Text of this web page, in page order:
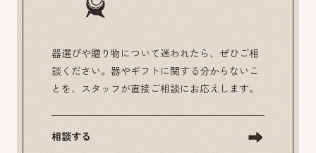
器選びや贈り物について迷われたら、ぜひご相
談ください。器やギフトに関する分からないこ
とを、スタッフが直接ご相談にお応えします。
相談する